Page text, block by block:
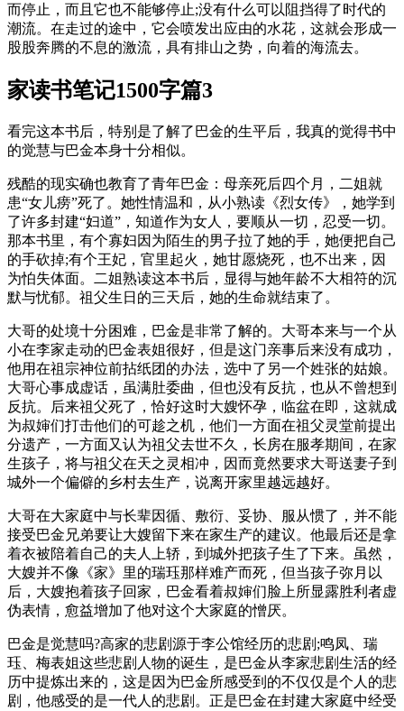
而停止，而且它也不能够停止;没有什么可以阻挡得了时代的
潮流。在走过的途中，它会喷发出应由的水花，这就会形成一
股股奔腾的不息的激流，具有排山之势，向着的海流去。
家读书笔记1500字篇3
看完这本书后，特别是了解了巴金的生平后，我真的觉得书中
的觉慧与巴金本身十分相似。
残酷的现实确也教育了青年巴金：母亲死后四个月，二姐就
患“女儿痨”死了。她性情温和，从小熟读《烈女传》，她学到
了许多封建“妇道”，知道作为女人，要顺从一切，忍受一切。
那本书里，有个寡妇因为陌生的男子拉了她的手，她便把自己
的手砍掉;有个王妃，官里起火，她甘愿烧死，也不出来，因
为怕失体面。二姐熟读这本书后，显得与她年龄不大相符的沉
默与忧郁。祖父生日的三天后，她的生命就结束了。
大哥的处境十分困难，巴金是非常了解的。大哥本来与一个从
小在李家走动的巴金表姐很好，但是这门亲事后来没有成功，
他用在祖宗神位前拈纸团的办法，选中了另一个姓张的姑娘。
大哥心事成虚话，虽满肚委曲，但也没有反抗，也从不曾想到
反抗。后来祖父死了，恰好这时大嫂怀孕，临盆在即，这就成
为叔婶们打击他们的可趁之机，他们一方面在祖父灵堂前提出
分遗产，一方面又认为祖父去世不久，长房在服孝期间，在家
生孩子，将与祖父在天之灵相冲，因而竟然要求大哥送妻子到
城外一个偏僻的乡村去生产，说离开家里越远越好。
大哥在大家庭中与长辈因循、敷衍、妥协、服从惯了，并不能
接受巴金兄弟要让大嫂留下来在家生产的建议。他最后还是拿
着衣被陪着自己的夫人上轿，到城外把孩子生了下来。虽然，
大嫂并不像《家》里的瑞珏那样难产而死，但当孩子弥月以
后，大嫂抱着孩子回家，巴金看着叔婶们脸上所显露胜利者虚
伪表情，愈益增加了他对这个大家庭的憎厌。
巴金是觉慧吗?高家的悲剧源于李公馆经历的悲剧;鸣凤、瑞
珏、梅表姐这些悲剧人物的诞生，是巴金从李家悲剧生活的经
历中提炼出来的，这是因为巴金所感受到的不仅仅是个人的悲
剧，他感受的是一代人的悲剧。正是巴金在封建大家庭中经受